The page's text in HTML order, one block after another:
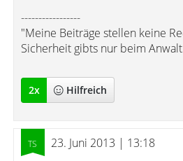
-----------------
"Meine Beiträge stellen keine
Sicherheit gibts nur beim
2x Hilfreich
23. Juni 2013 | 13:18